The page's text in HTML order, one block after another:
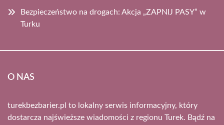
Bezpieczeństwo na drogach: Akcja „ZAPNIJ PASY” w
Turku
O NAS
turekbezbarier.pl to lokalny serwis informacyjny, który
dostarcza najświeższe wiadomości z regionu Turek. Bądź na